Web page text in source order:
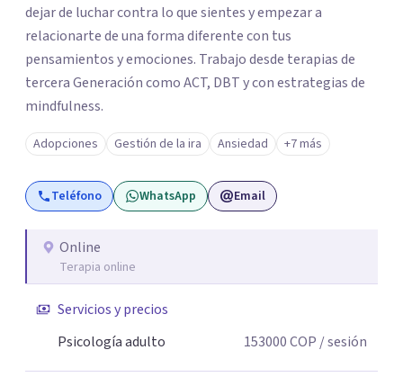
dejar de luchar contra lo que sientes y empezar a
relacionarte de una forma diferente con tus
pensamientos y emociones. Trabajo desde terapias de
tercera Generación como ACT, DBT y con estrategias de
mindfulness.
Adopciones Gestión de la ira Ansiedad +7 más
Teléfono WhatsApp Email
Online
Terapia online
Servicios y precios
Psicología adulto
153000COP / sesión